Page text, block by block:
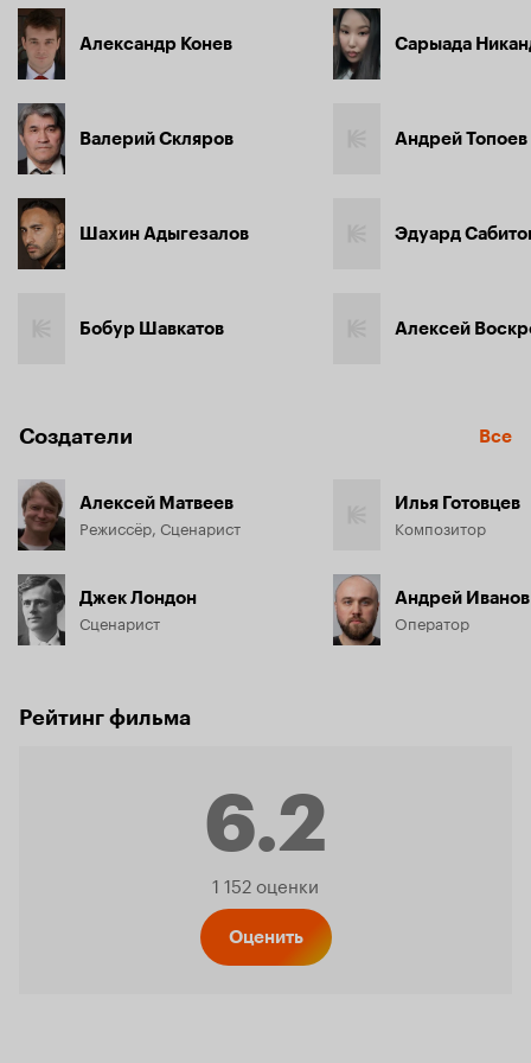
Александр Конев
Валерий Скляров
Шахин Адыгезалов
Бобур Шавкатов
Сарыада
Андрей Топоев
Эдуард
Алексей
Создатели Все
Алексей Матвеев
Режиссёр, Сценарист
Джек Лондон
Сценарист
Илья Готовцев
Композитор
Андрей Иванов
Оператор
Рейтинг фильма
6.2
Рейтинг
1 152 оценки
Оценить